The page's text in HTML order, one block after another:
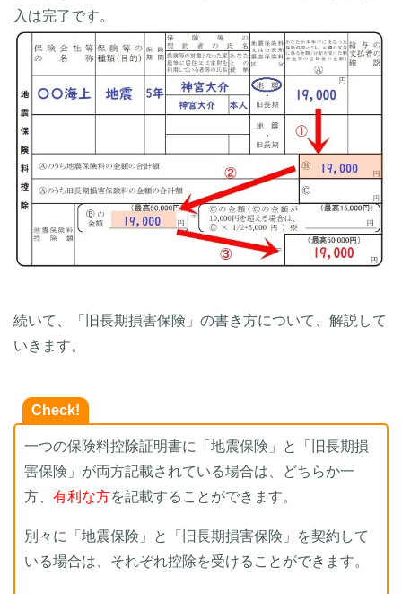
入は完了です。
続いて、「旧長期損害保険」の書き方について、解説して
いきます。
Check!
一つの保険料控除証明書に「地震保険」と「旧長期損
害保険」が両方記載されている場合は、どちらか一
方、 有利な方を記載することができます。
別々に「地震保険」と「旧長期損害保険」を契約して
いる場合は、それぞれ控除を受けることができます。